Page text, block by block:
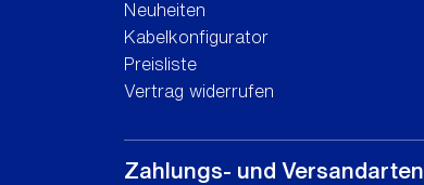
Neuheiten
Kabelkonfigurator
Preisliste
Vertrag widerrufen
Zahlungs- und Versandarten